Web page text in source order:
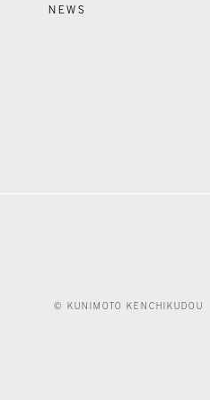
NEWS
© KUNIMOTO KENCHIKUDOU